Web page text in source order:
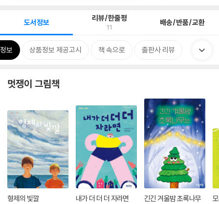
도서정보 리뷰/한줄평
11 배송/반품/교환
보 상품정보 제공고시 책 속으로 출판사 리뷰
멋쟁이 그림책
형제의 빛깔 내가 더 더 더 자라면
긴긴 겨울밤 초록나무